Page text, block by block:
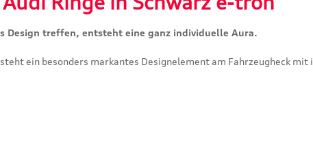
Design treffen, entsteht eine ganz individuelle Aura.
ein besonders markantes Designelement am Fahrzeugheck